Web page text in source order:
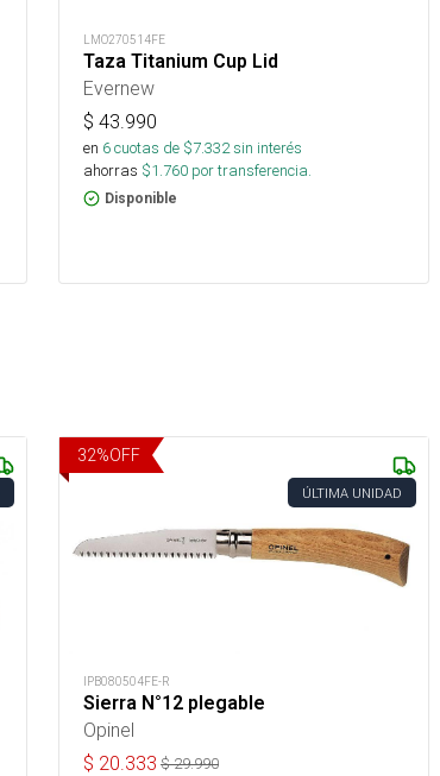
LMO270514FE
Taza Titanium Cup Lid
Evernew
$ 43.990
en 6cuotas de $7.332sin interés
ahorras $1.760 por transferencia.
Disponible
32%OFF
ÚLTIMA UNIDAD
IPB080504FE-R
Sierra N°12 plegable
Opinel
$ 20.333 $29.990